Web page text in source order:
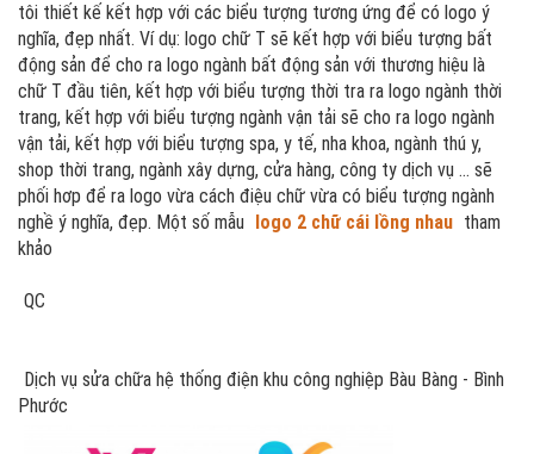
tôi thiết kế kết hợp với các biểu tượng tương ứng để có logo ý
nghĩa, đẹp nhất. Ví dụ: logo chữ T sẽ kết hợp với biểu tượng bất
động sản để cho ra logo ngành bất động sản với thương hiệu là
chữ T đầu tiên, kết hợp với biểu tượng thời tra ra logo ngành thời
trang, kết hợp với biểu tượng ngành vận tải sẽ cho ra logo ngành
vận tải, kết hợp với biểu tượng spa, y tế, nha khoa, ngành thú y,
shop thời trang, ngành xây dựng, cửa hàng, công ty dịch vụ ... sẽ
phối hơp để ra logo vừa cách điệu chữ vừa có biểu tượng ngành
nghề ý nghĩa, đẹp. Một số mẫu
logo 2 chữ cái lồng nhau tham
khảo
QC
Dịch vụ sửa chữa hệ thống điện khu công nghiệp Bàu Bàng - Bình
Phước